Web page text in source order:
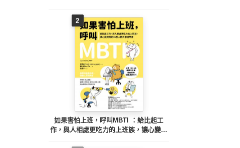
2
如果害怕上班，呼叫MBTI ：給比起工
作，與人相處更吃力的上班族，讓心變輕